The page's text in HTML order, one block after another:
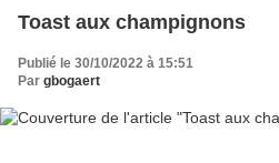
Toast aux champignons
Publié le 30/10/2022 à 15:51
Par gbogaert